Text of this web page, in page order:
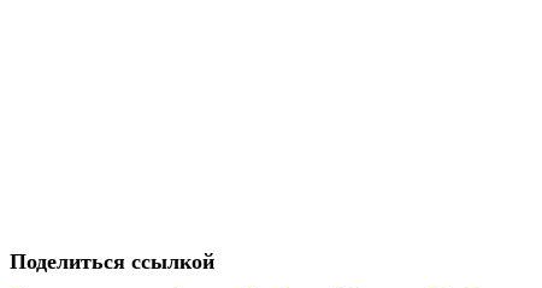
Поделиться ссылкой